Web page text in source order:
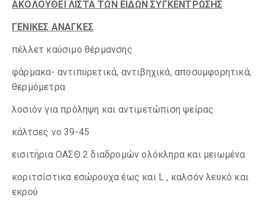
ΑΚΟΛΟΥΘΕΙ ΛΙΣΤΑ ΤΩΝ ΕΙΔΩΝ ΣΥΓΚΕΝΤΡΩΣΗΣ
ΓΕΝΙΚΕΣ ΑΝΑΓΚΕΣ
πέλλετ καύσιμο θέρμανσης
φάρμακα- αντιπυρετικά, αντιβηχικά, αποσυμφορητικά,
θερμόμετρα
λοσιόν για πρόληψη και αντιμετώπιση ψείρας
κάλτσες νο 39-45
εισιτήρια ΟΑΣΘ 2 διαδρομών ολόκληρα και μειωμένα
κοριτσίστικα εσώρουχα έως και L , καλσόν λευκό και
εκρού